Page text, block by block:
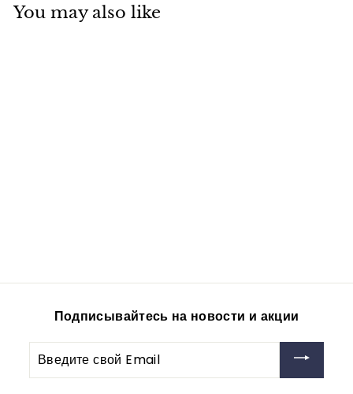
You may also like
,
0
р
у
б
Подписывайтесь на новости и акции
свой